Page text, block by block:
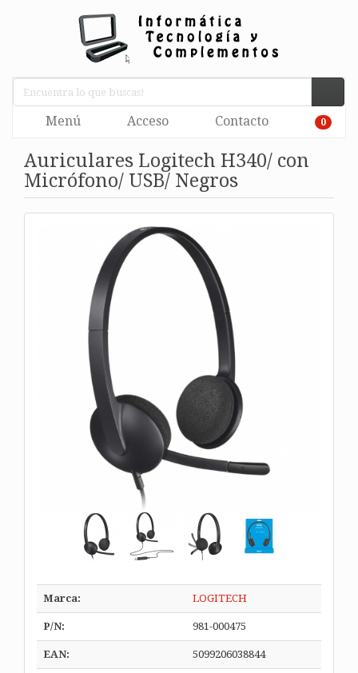
Menú Acceso Contacto 0
Auriculares Logitech H340/ con
Micrófono/ USB/ Negros
Marca: LOGITECH
P/N: 981-000475
EAN: 5099206038844